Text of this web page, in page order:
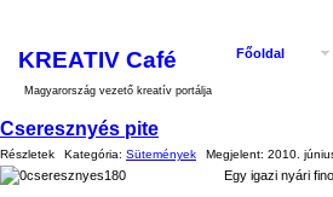
KREATIV Café
Magyarország vezető kreatív portálja
Főoldal
Cseresznyés pite
Részletek Kategória: Sütemények Megjelent: 2010.
Egy igazi nyári